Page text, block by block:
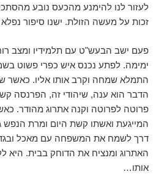
לעזור לנו להימנע מהכעס נובע
זכות על מעשה הזולת. ישנו סיפור
פעם ישב הבעש"ט עם תלמידיו ומצב
ימימה. לפתע נכנס איש כפרי פשוט
התמלא שמחה וקרב אותו אליו. כאשר
הדבר הוא ענה, שיהודי זה, הפרנסה
פרוטה לפרוטה וקנה אתרוג מהודר.
המייגעת ואשתו קשת היום ומרת
דרך לשמח את המשפחה עם מאכל
האתרוג ומנציח את הדוחק בבית. היא
אותו…